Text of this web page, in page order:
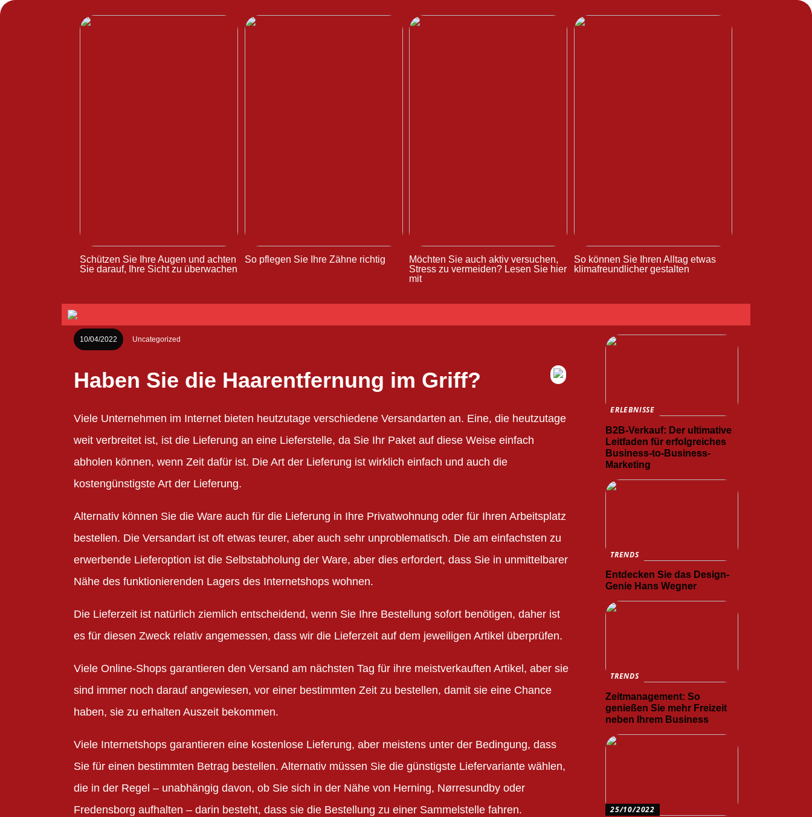
Schützen Sie Ihre Augen und achten
Sie darauf, Ihre Sicht zu überwachen
So pflegen Sie Ihre Zähne richtig
Möchten Sie auch aktiv versuchen,
Stress zu vermeiden? Lesen Sie hier
mit
So können Sie Ihren Alltag etwas
klimafreundlicher gestalten
10/04/2022 Uncategorized
Haben Sie die Haarentfernung im Griff?
Viele Unternehmen im Internet bieten heutzutage verschiedene Versandarten an. Eine, die heutzutage
weit verbreitet ist, ist die Lieferung an eine Lieferstelle, da Sie Ihr Paket auf diese Weise einfach
abholen können, wenn Zeit dafür ist. Die Art der Lieferung ist wirklich einfach und auch die
kostengünstigste Art der Lieferung.
Alternativ können Sie die Ware auch für die Lieferung in Ihre Privatwohnung oder für Ihren Arbeitsplatz
bestellen. Die Versandart ist oft etwas teurer, aber auch sehr unproblematisch. Die am einfachsten zu
erwerbende Lieferoption ist die Selbstabholung der Ware, aber dies erfordert, dass Sie in unmittelbarer
Nähe des funktionierenden Lagers des Internetshops wohnen.
Die Lieferzeit ist natürlich ziemlich entscheidend, wenn Sie Ihre Bestellung sofort benötigen, daher ist
es für diesen Zweck relativ angemessen, dass wir die Lieferzeit auf dem jeweiligen Artikel überprüfen.
Viele Online-Shops garantieren den Versand am nächsten Tag für ihre meistverkauften Artikel, aber sie
sind immer noch darauf angewiesen, vor einer bestimmten Zeit zu bestellen, damit sie eine Chance
haben, sie zu erhalten Auszeit bekommen.
Viele Internetshops garantieren eine kostenlose Lieferung, aber meistens unter der Bedingung, dass
Sie für einen bestimmten Betrag bestellen. Alternativ müssen Sie die günstigste Liefervariante wählen,
die in der Regel – unabhängig davon, ob Sie sich in der Nähe von Herning, Nørresundby oder
Fredensborg aufhalten – darin besteht, dass sie die Bestellung zu einer Sammelstelle fahren.
ERLEBNISSE
B2B-Verkauf: Der ultimative
Leitfaden für erfolgreiches
Business-to-Business-
Marketing
TRENDS
Entdecken Sie das Design-
Genie Hans Wegner
TRENDS
Zeitmanagement: So
genießen Sie mehr Freizeit
neben Ihrem Business
25/10/2022